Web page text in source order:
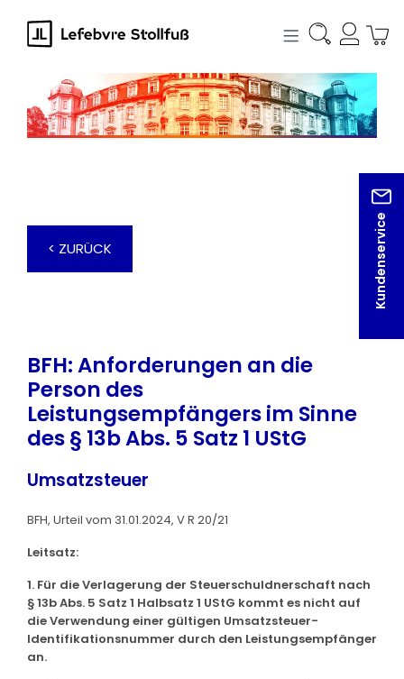
springen
Kundenservice
< ZURÜCK
BFH: Anforderungen an die
Person des
Leistungsempfängers im Sinne
des § 13b Abs. 5 Satz 1 UStG
Umsatzsteuer
BFH, Urteil vom 31.01.2024, V R 20/21
Leitsatz:
1. Für die Verlagerung der Steuerschuldnerschaft nach
§ 13b Abs. 5 Satz 1 Halbsatz 1 UStG kommt es nicht auf
die Verwendung einer gültigen Umsatzsteuer-
Identifikationsnummer durch den Leistungsempfänger
an.